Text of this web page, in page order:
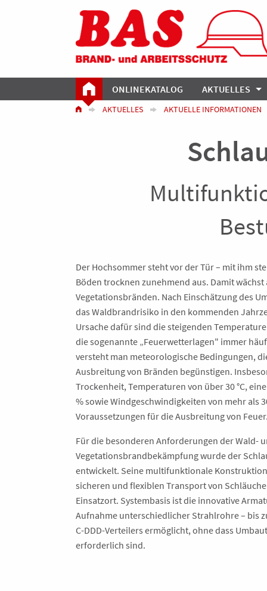
ONLINEKATALOG AKTUELLES
AKTUELLES AKTUELLE INFORMATIONEN
Der Hochsommer steht vor der Tür – mit ihm
Böden trocknen zunehmend aus. Damit
Vegetationsbränden. Nach Einschätzung des
das Waldbrandrisiko in den kommenden
Ursache dafür sind die steigenden
die sogenannte „Feuerwetterlagen" immer
versteht man meteorologische Bedingungen,
Ausbreitung von Bränden begünstigen.
Trockenheit, Temperaturen von über 30 °C,
% sowie Windgeschwindigkeiten von mehr als
Voraussetzungen für die Ausbreitung von Feuer.
Für die besonderen Anforderungen der Wald-
Vegetationsbrandbekämpfung wurde der
entwickelt. Seine multifunktionale
sicheren und flexiblen Transport von
Einsatzort. Systembasis ist die innovative
Aufnahme unterschiedlicher Strahlrohre – bis
C-DDD-Verteilers ermöglicht, ohne dass
erforderlich sind.